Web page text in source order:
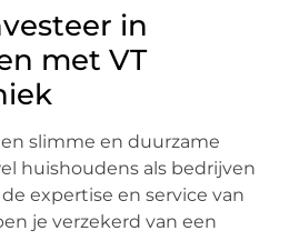
in
met VT
slimme en duurzame
huishoudens als bedrijven
expertise en service van
je verzekerd van een